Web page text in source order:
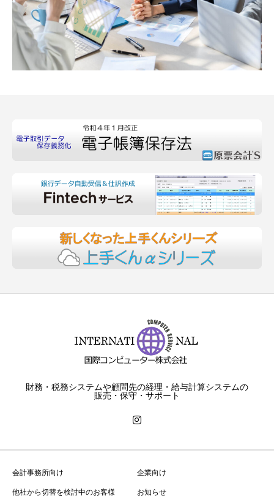
財務・税務システムや顧問先の経理・給与計算システムの
販売・保守・サポート
会計事務所向け
企業向け
他社から切替を検討中のお客様
お知らせ